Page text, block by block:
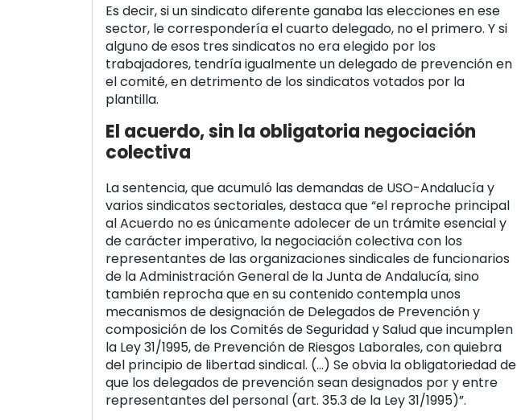
Es decir, si un sindicato diferente ganaba las elecciones en ese
sector, le correspondería el cuarto delegado, no el primero. Y si
alguno de esos tres sindicatos no era elegido por los
trabajadores, tendría igualmente un delegado de prevención en
el comité, en detrimento de los sindicatos votados por la
plantilla.
El acuerdo, sin la obligatoria negociación
colectiva
La sentencia, que acumuló las demandas de USO-Andalucía y
varios sindicatos sectoriales, destaca que “el reproche principal
al Acuerdo no es únicamente adolecer de un trámite esencial y
de carácter imperativo, la negociación colectiva con los
representantes de las organizaciones sindicales de funcionarios
de la Administración General de la Junta de Andalucía, sino
también reprocha que en su contenido contempla unos
mecanismos de designación de Delegados de Prevención y
composición de los Comités de Seguridad y Salud que incumplen
la Ley 31/1995, de Prevención de Riesgos Laborales, con quiebra
del principio de libertad sindical. (…) Se obvia la obligatoriedad de
que los delegados de prevención sean designados por y entre
representantes del personal (art. 35.3 de la Ley 31/1995)”.